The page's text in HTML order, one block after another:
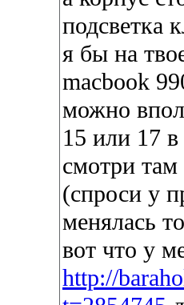
подсветка
я бы на
macbook
можно
15 или 17
смотри
(спроси у
менялась
вот что у
http://